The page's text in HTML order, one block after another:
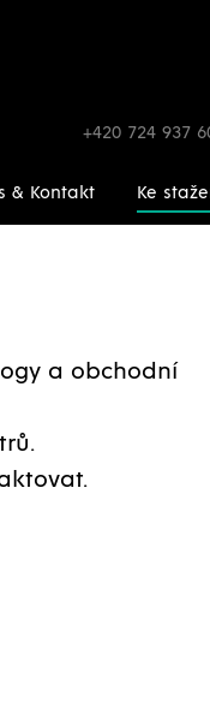
+420 724 937
& Kontakt Ke
a obchodní